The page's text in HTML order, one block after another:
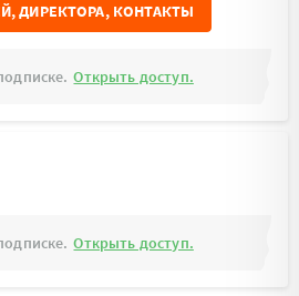
ДИРЕКТОРА, КОНТАКТЫ
Открыть доступ.
Открыть доступ.